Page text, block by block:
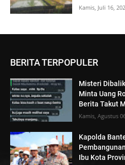
Kamis, Juli 16,
BERITA TERPOPULER
Misteri
Minta Uang
Berita Takut
Kamis, Agustus
Kapolda
Ibu Kota